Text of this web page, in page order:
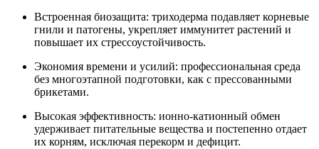
Встроенная биозащита: триходерма подавляет корневые
гнили и патогены, укрепляет иммунитет растений и
повышает их стрессоустойчивость.
Экономия времени и усилий: профессиональная среда
без многоэтапной подготовки, как с прессованными
брикетами.
Высокая эффективность: ионно-катионный обмен
удерживает питательные вещества и постепенно отдает
их корням, исключая перекорм и дефицит.